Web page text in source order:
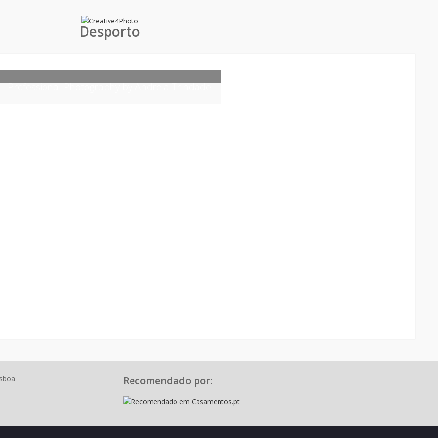
Professional Photography by Andreia Trindade
Desporto
Recomendado por: